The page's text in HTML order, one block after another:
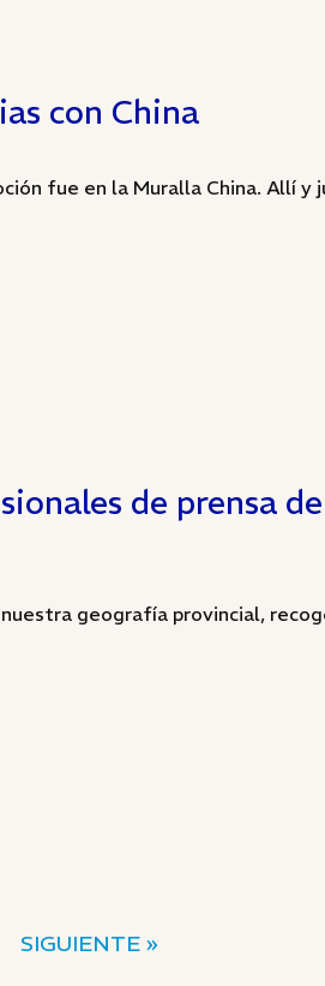
con China
fue en la Muralla China. Allí y
de prensa
geografía provincial,
SIGUIENTE »